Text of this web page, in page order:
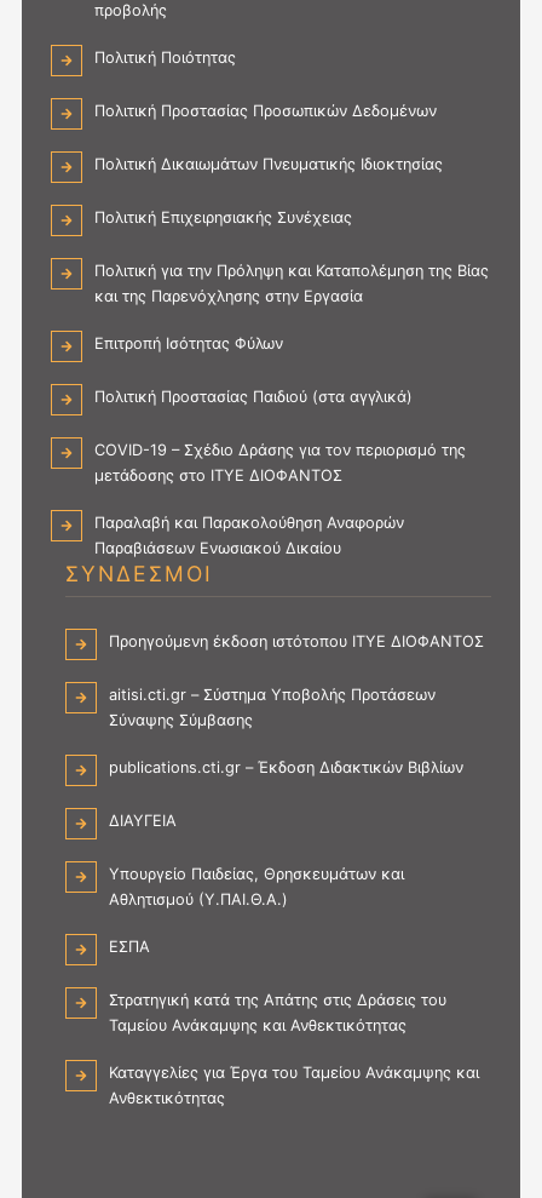
προβολής
Πολιτική Ποιότητας
Πολιτική Προστασίας Προσωπικών Δεδομένων
Πολιτική Δικαιωμάτων Πνευματικής Ιδιοκτησίας
Πολιτική Επιχειρησιακής Συνέχειας
Πολιτική για την Πρόληψη και Καταπολέμηση της Βίας
και της Παρενόχλησης στην Εργασία
Επιτροπή Ισότητας Φύλων
Πολιτική Προστασίας Παιδιού (στα αγγλικά)
COVID-19 – Σχέδιο Δράσης για τον περιορισμό της
μετάδοσης στο ΙΤΥΕ ΔΙΟΦΑΝΤΟΣ
Παραλαβή και Παρακολούθηση Αναφορών
Παραβιάσεων Ενωσιακού Δικαίου
ΣΥΝΔΕΣΜΟΙ
Προηγούμενη έκδοση ιστότοπου ΙΤΥΕ ΔΙΟΦΑΝΤΟΣ
aitisi.cti.gr – Σύστημα Υποβολής Προτάσεων
Σύναψης Σύμβασης
publications.cti.gr – Έκδοση Διδακτικών Βιβλίων
ΔΙΑΥΓΕΙΑ
Υπουργείο Παιδείας, Θρησκευμάτων και
Αθλητισμού (Υ.ΠΑΙ.Θ.Α.)
ΕΣΠΑ
Στρατηγική κατά της Απάτης στις Δράσεις του
Ταμείου Ανάκαμψης και Ανθεκτικότητας
Καταγγελίες για Έργα του Ταμείου Ανάκαμψης και
Ανθεκτικότητας